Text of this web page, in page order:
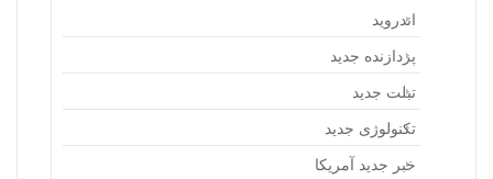
اندروید
پردازنده جدید
تبلت جدید
تکنولوژی جدید
خبر جدید آمریکا